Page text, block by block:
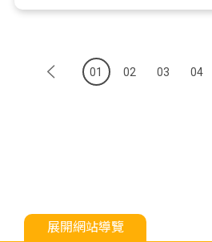
01 02 03 04
展開網站導覽